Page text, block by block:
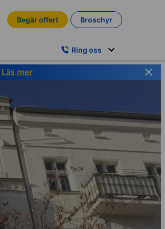
Begär offert Broschyr
Ring oss
Läs mer